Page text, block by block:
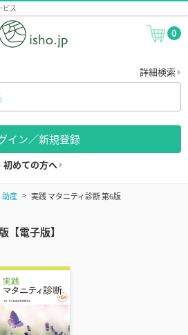
ビス
0
詳細検索
イン／新規登録
初めての方へ
助産 実践 マタニティ診断 第6版
【電子版】